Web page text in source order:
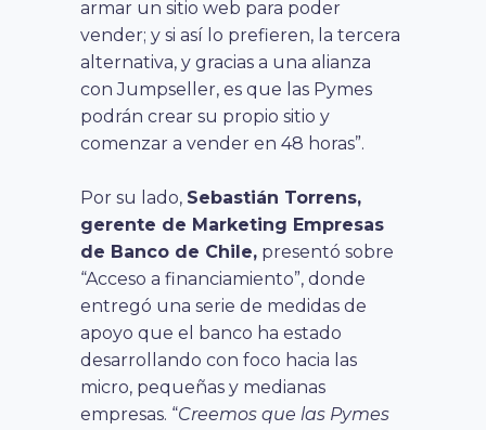
armar un sitio web para poder
vender; y si así lo prefieren, la tercera
alternativa, y gracias a una alianza
con Jumpseller, es que las Pymes
podrán crear su propio sitio y
comenzar a vender en 48 horas”.
Por su lado, Sebastián Torrens,
gerente de Marketing Empresas
de Banco de Chile, presentó sobre
“Acceso a financiamiento”, donde
entregó una serie de medidas de
apoyo que el banco ha estado
desarrollando con foco hacia las
micro, pequeñas y medianas
empresas. “Creemos que las Pymes